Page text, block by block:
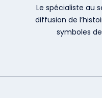
Le spécialiste au
diffusion de
symboles